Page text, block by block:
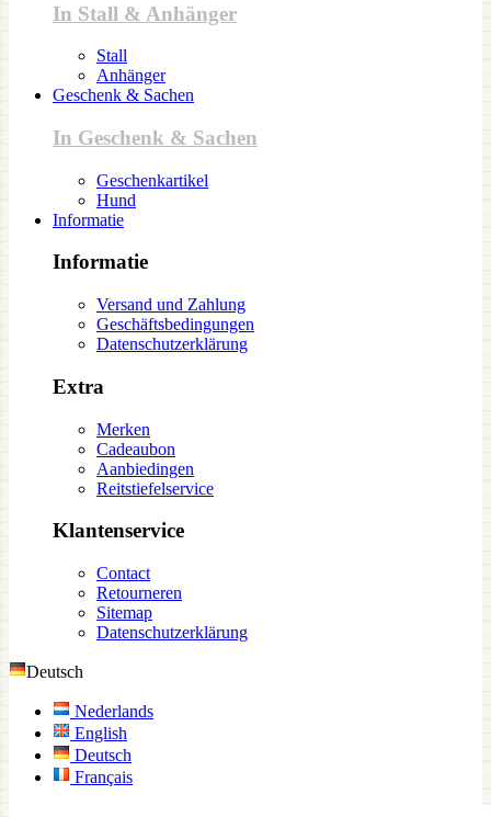
In Stall & Anhänger
Stall
Anhänger
Geschenk & Sachen
In Geschenk & Sachen
Geschenkartikel
Hund
Informatie
Informatie
Versand und Zahlung
Geschäftsbedingungen
Datenschutzerklärung
Extra
Merken
Cadeaubon
Aanbiedingen
Reitstiefelservice
Klantenservice
Contact
Retourneren
Sitemap
Datenschutzerklärung
Deutsch
Nederlands
English
Deutsch
Français